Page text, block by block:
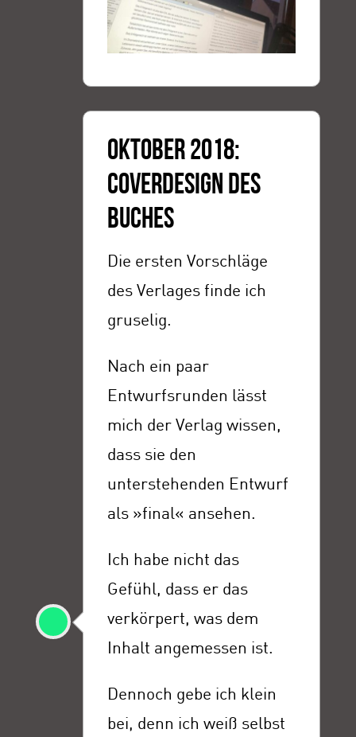
OKTOBER 2018:
COVERDESIGN DES
BUCHES
Die ersten Vorschläge
des Verlages finde ich
gruselig.
Nach ein paar
Entwurfsrunden lässt
mich der Verlag wissen,
dass sie den
unterstehenden Entwurf
als »final« ansehen.
Ich habe nicht das
Gefühl, dass er das
verkörpert, was dem
Inhalt angemessen ist.
Dennoch gebe ich klein
bei, denn ich weiß selbst